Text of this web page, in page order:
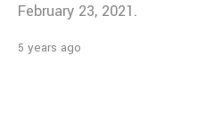
February 23, 2021.
5 years ago